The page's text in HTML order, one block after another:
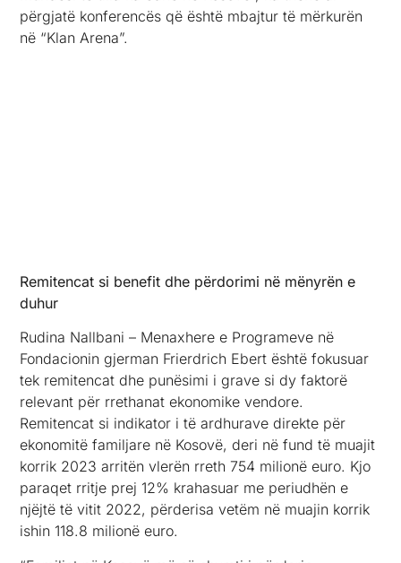
përgjatë konferencës që është mbajtur të mërkurën
në “Klan Arena”.
ekonomitë familjare në Kosovë, deri në fund të muajit
korrik 2023 arritën vlerën rreth 754 milionë euro. Kjo
njëjtë të vitit 2022, përderisa vetëm në muajin korrik
ishin 118.8 milionë euro.
“Familjet në Kosovë më së shumti i përdorin
remitencat për t’i mbuluar shpenzimet e tyre bazike
në konsum, posaçërisht familjet me të ardhura të ulta.
Në njërën anë, remitencat ndihmojnë në stabilitetin
financiar të familjes duke shërbyer si burim i sigurt të
ardhurash për familjet përfituese ”, është shprehur
ajo. Por, në anën tjetër, remitencat krijojnë pasivitet